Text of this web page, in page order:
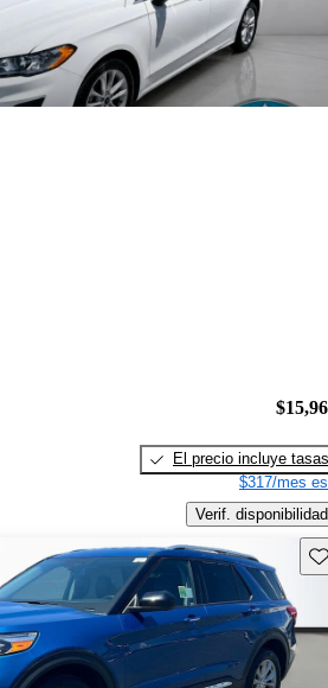
El precio incluye tasas
$317/mes
Verif. disponibilidad